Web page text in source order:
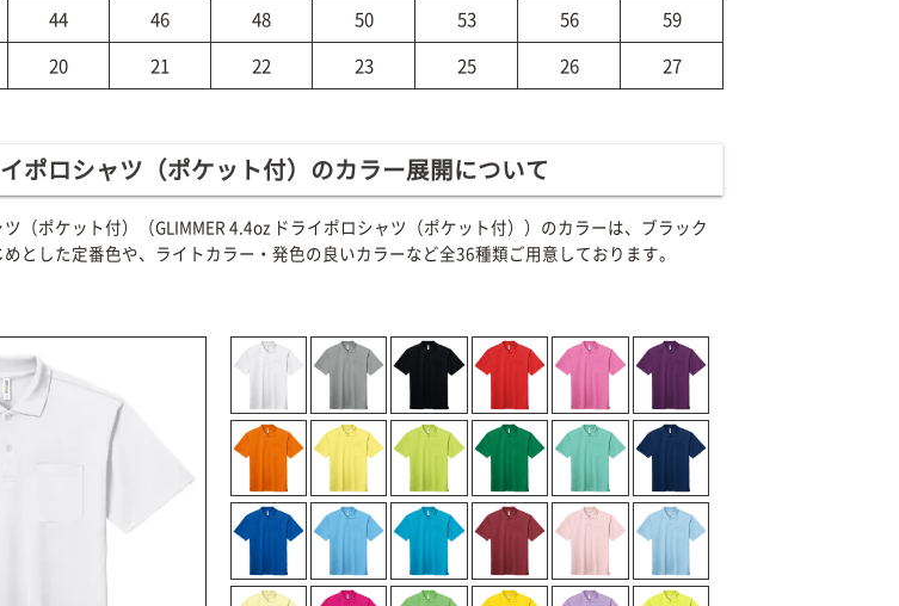
44 46 48 50 53 56
59
20 21 22 23 25 26 27
ポロシャツ（ポケット付）のカラー展開について
（ポケット付）（GLIMMER 4.4oz ドライポロシャツ（ポケット付））のカラーは、ブラック
とした定番色や、ライトカラー・発色の良いカラーなど全36種類ご用意しております。